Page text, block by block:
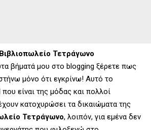
Τετράγωνο
βήματά μου στο blogging ξέρετε πως
μόνο ότι εγκρίνω! Αυτό το
που είναι της μόδας και πολλοί
κατοχυρώσει τα δικαιώματα της
Τετράγωνο, λοιπόν, για εμένα δεν